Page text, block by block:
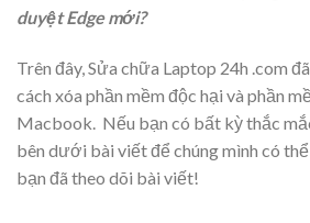
duyệt Edge mới?
Trên đây, Sửa chữa Laptop 24h .com
cách xóa phần mềm độc hại và phần
Macbook. Nếu bạn có bất kỳ thắc
bên dưới bài viết để chúng mình có
bạn đã theo dõi bài viết!